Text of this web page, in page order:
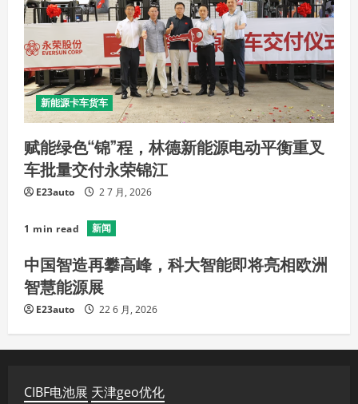
新能源卡车货车
赋能绿色“锦”程，林德新能源电动平衡重叉
车批量交付永荣锦江
E23auto 2 7 月, 2026
1 min read 新闻
中国智造再攀高峰，科大智能即将亮相欧洲
智慧能源展
E23auto 22 6 月, 2026
CIBF电池展 天津geo优化